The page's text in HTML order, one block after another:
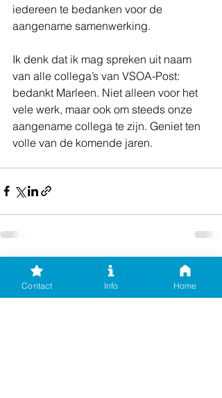
iedereen te bedanken voor de
aangename samenwerking.
Ik denk dat ik mag spreken uit naam
van alle collega’s van VSOA-Post:
bedankt Marleen. Niet alleen voor het
vele werk, maar ook om steeds onze
aangename collega te zijn. Geniet ten
volle van de komende jaren.
Recente blogposts Alles weergeven
Contact Info Home